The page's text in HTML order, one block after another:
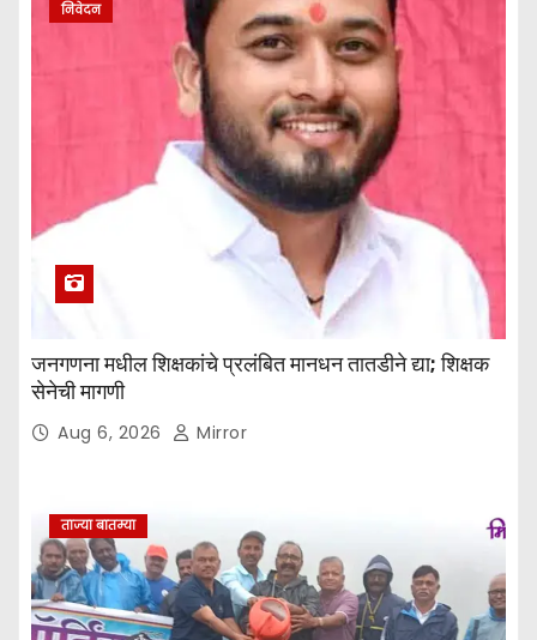
निवेदन
जनगणना मधील शिक्षकांचे प्रलंबित मानधन तातडीने द्या; शिक्षक
सेनेची मागणी
Aug 6, 2026 Mirror
ताज्या बातम्या